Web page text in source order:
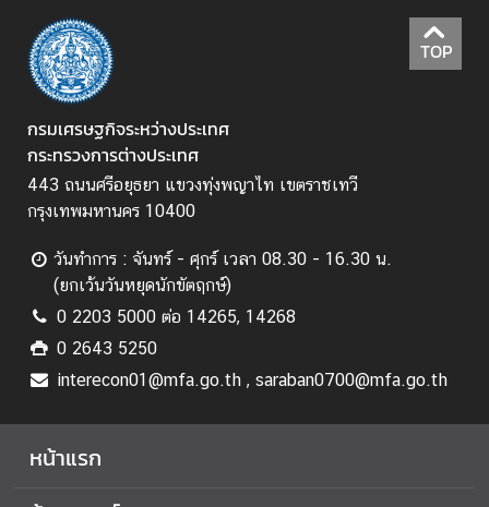
ก
า
ร
ส่
ง
เ
ส
ริ
ม
คุ
ณ
ธ
ร
ร
ม
ล
ะ
TOP
กรมเศรษฐกิจระหว่างประเทศ
กระทรวงการต่างประเทศ
443 ถนนศรีอยุธยา แขวงทุ่งพญาไท เขตราชเทวี
กรุงเทพมหานคร 10400
วันทำการ : จันทร์ - ศุกร์ เวลา 08.30 - 16.30 น.
(ยกเว้นวันหยุดนักขัตฤกษ์)
0 2203 5000 ต่อ 14265, 14268
0 2643 5250
interecon01@mfa.go.th , saraban0700@mfa.go.th
หน้าแรก